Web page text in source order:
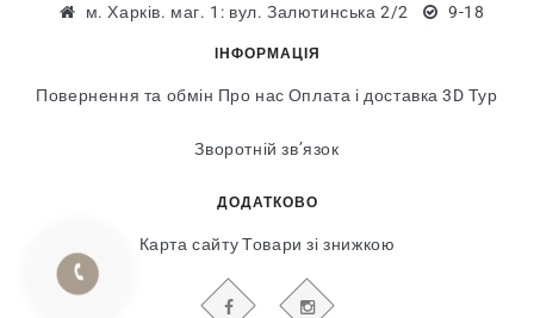
м. Харків. маг. 1: вул. Залютинська 2/2 9-18
ІНФОРМАЦІЯ
Повернення та обмін Про нас Оплата і доставка 3D Тур
Зворотній зв’язок
ДОДАТКОВО
Карта сайту Товари зі знижкою